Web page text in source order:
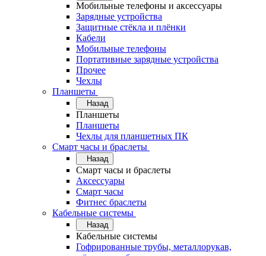
Мобильные телефоны и аксессуары
Зарядные устройства
Защитные стёкла и плёнки
Кабели
Мобильные телефоны
Портативные зарядные устройства
Прочее
Чехлы
Планшеты
Назад
Планшеты
Планшеты
Чехлы для планшетных ПК
Смарт часы и браслеты
Назад
Смарт часы и браслеты
Аксессуары
Смарт часы
Фитнес браслеты
Кабельные системы
Назад
Кабельные системы
Гофрированные трубы, металлорукав,